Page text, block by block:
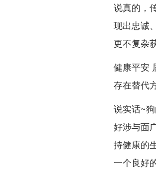
说真的，
现出忠诚
更不复杂
健康平安
存在替代
说实话~
好涉与面
持健康的
一个良好